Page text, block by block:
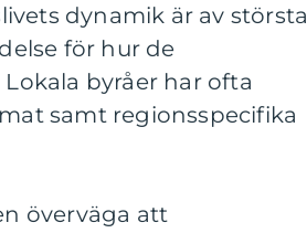
dynamik är av största
för hur de
byråer har ofta
samt regionsspecifika
överväga att